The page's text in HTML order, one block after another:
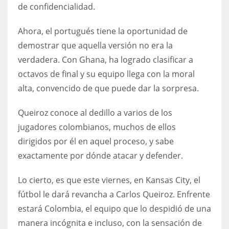
WSH
26
de confidencialidad.
Ahora, el portugués tiene la oportunidad de
demostrar que aquella versión no era la
verdadera. Con Ghana, ha logrado clasificar a
octavos de final y su equipo llega con la moral
alta, convencido de que puede dar la sorpresa.
Queiroz conoce al dedillo a varios de los
jugadores colombianos, muchos de ellos
dirigidos por él en aquel proceso, y sabe
exactamente por dónde atacar y defender.
Lo cierto, es que este viernes, en Kansas City, el
fútbol le dará revancha a Carlos Queiroz. Enfrente
estará Colombia, el equipo que lo despidió de una
manera incógnita e incluso, con la sensación de